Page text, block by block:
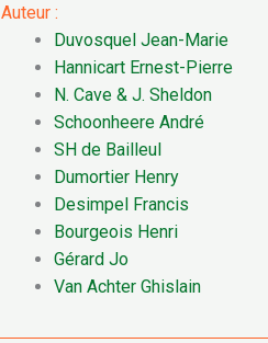
Auteur :
Duvosquel Jean-Marie
Hannicart Ernest-Pierre
N. Cave & J. Sheldon
Schoonheere André
SH de Bailleul
Dumortier Henry
Desimpel Francis
Bourgeois Henri
Gérard Jo
Van Achter Ghislain